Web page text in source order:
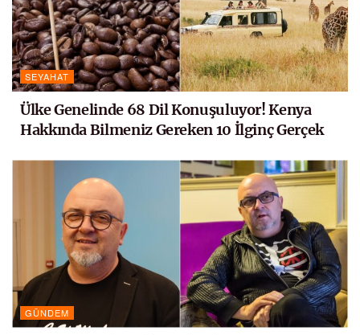
SEYAHAT
Ülke Genelinde 68 Dil Konuşuluyor! Kenya
Hakkında Bilmeniz Gereken 10 İlginç Gerçek
GÜNDEM